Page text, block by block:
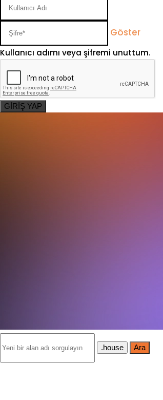
Göster
Kullanıcı adımı veya şifremi unuttum.
GİRİŞ YAP
.house Ara